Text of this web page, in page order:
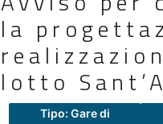
la
lotto
Tipo: Gare di